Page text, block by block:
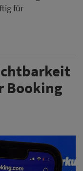
für
Booking